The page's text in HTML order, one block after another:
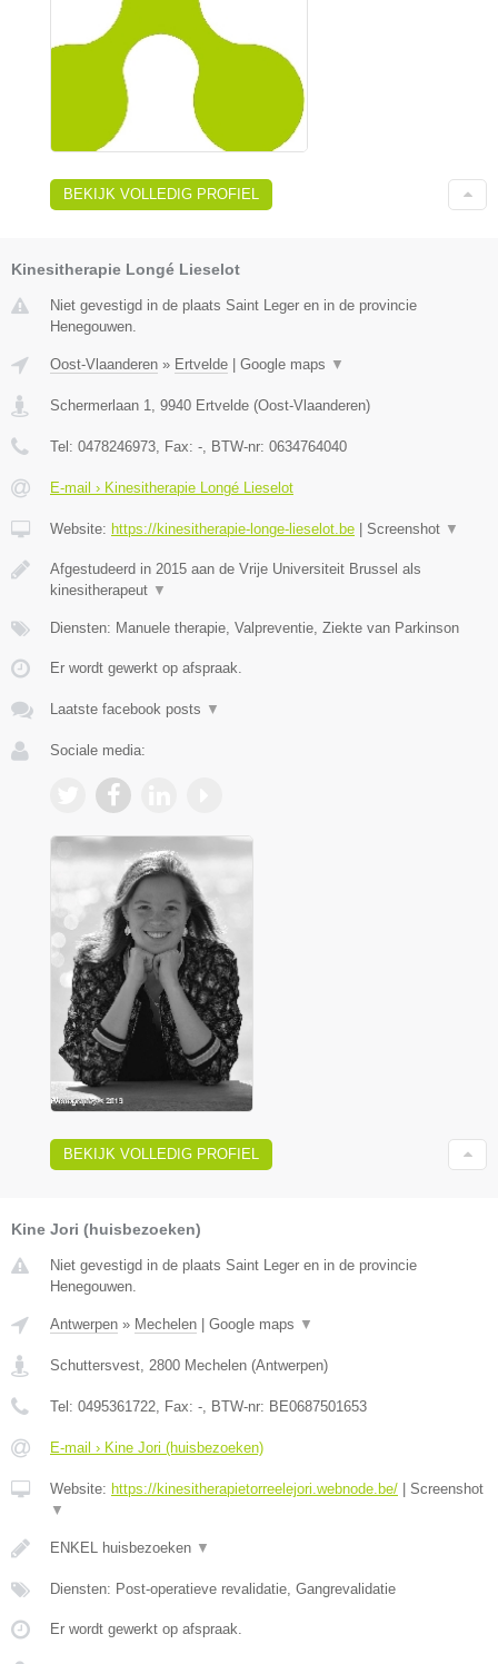
BEKIJK VOLLEDIG PROFIEL
Kinesitherapie Longé Lieselot
Niet gevestigd in de plaats Saint Leger en in de provincie
Henegouwen.
Oost-Vlaanderen » Ertvelde Google maps ▼
Schermerlaan 1 9940 Ertvelde (Oost-Vlaanderen)
Tel: 0478246973 , Fax: - , BTW-nr: 0634764040
E-mail › Kinesitherapie Longé Lieselot
Website: https://kinesitherapie-longe-lieselot.be Screenshot ▼
Afgestudeerd in 2015 aan de Vrije Universiteit Brussel als
kinesitherapeut ▼
Diensten: Manuele therapie, Valpreventie, Ziekte van Parkinson
Er wordt gewerkt op afspraak.
Laatste facebook posts ▼
Sociale media:
BEKIJK VOLLEDIG PROFIEL
Kine Jori (huisbezoeken)
Niet gevestigd in de plaats Saint Leger en in de provincie
Henegouwen.
Antwerpen » Mechelen Google maps ▼
Schuttersvest, 2800 Mechelen (Antwerpen)
Tel: 0495361722, Fax: -, BTW-nr: BE0687501653
E-mail › Kine Jori (huisbezoeken)
Website: https://kinesitherapietorreelejori.webnode.be/
Screenshot
▼
ENKEL huisbezoeken ▼
Diensten: Post-operatieve revalidatie, Gangrevalidatie
Er wordt gewerkt op afspraak.